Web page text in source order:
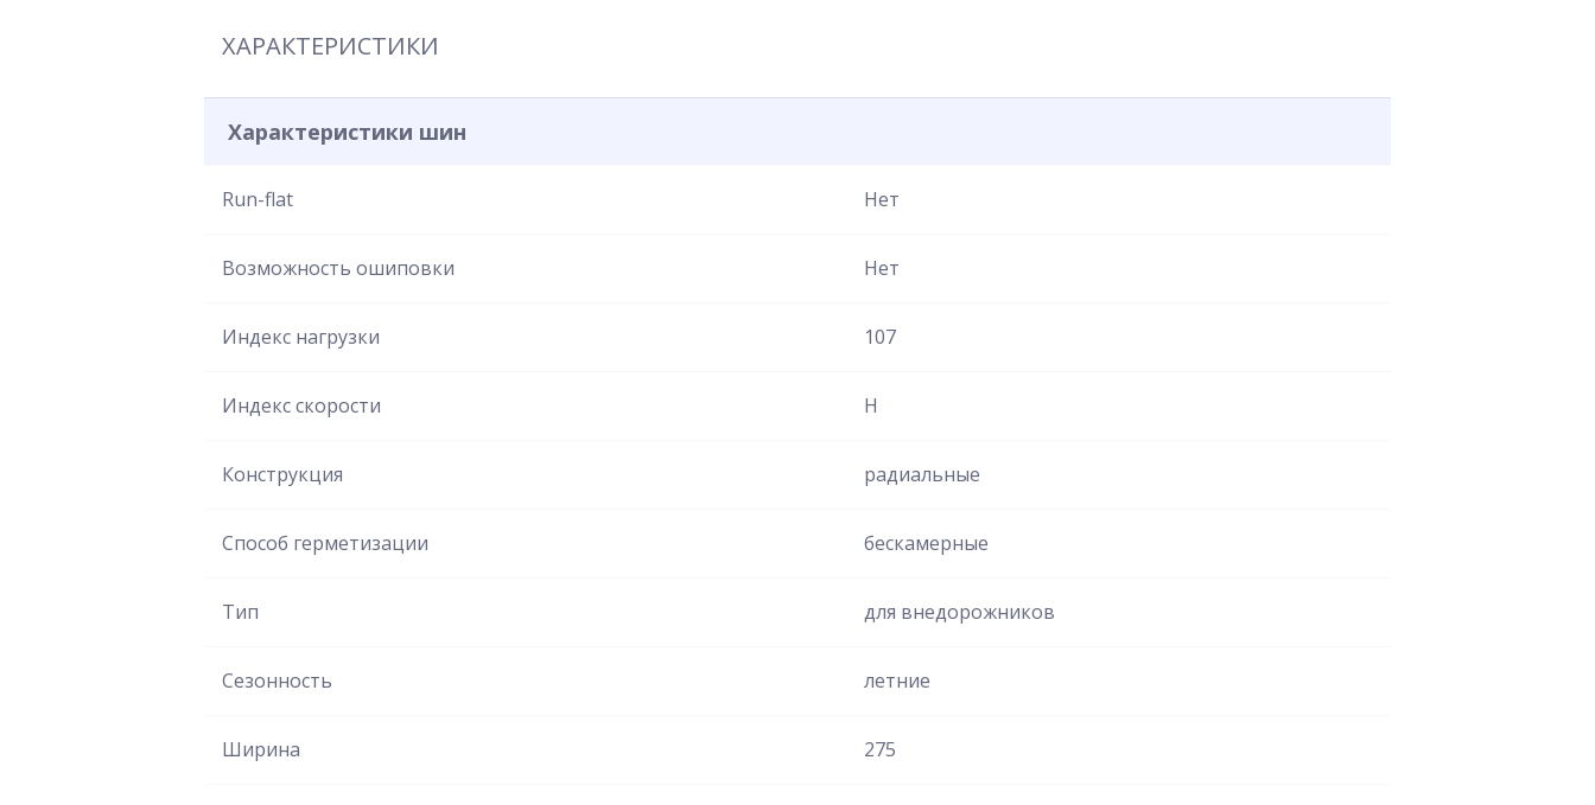
ХАРАКТЕРИСТИКИ
Характеристики шин
Run-flat Нет
Возможность ошиповки Нет
Индекс нагрузки 107
Индекс скорости H
Конструкция радиальные
Способ герметизации бескамерные
Тип для внедорожников
Сезонность летние
Ширина 275